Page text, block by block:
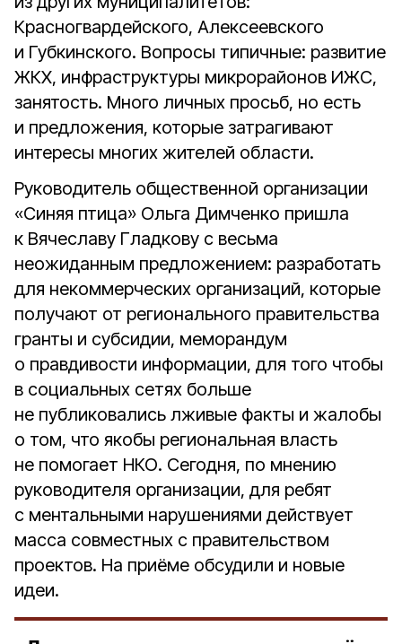
Красногвардейского, Алексеевского
и Губкинского. Вопросы типичные: развитие
ЖКХ, инфраструктуры микрорайонов ИЖС,
занятость. Много личных просьб, но есть
и предложения, которые затрагивают
интересы многих жителей области.
Руководитель общественной организации
«Синяя птица» Ольга Димченко пришла
к Вячеславу Гладкову с весьма
неожиданным предложением: разработать
для некоммерческих организаций, которые
получают от регионального правительства
гранты и субсидии, меморандум
о правдивости информации, для того чтобы
в социальных сетях больше
не публиковались лживые факты и жалобы
о том, что якобы региональная власть
не помогает НКО. Сегодня, по мнению
руководителя организации, для ребят
с ментальными нарушениями действует
масса совместных с правительством
проектов. На приёме обсудили и новые
идеи.